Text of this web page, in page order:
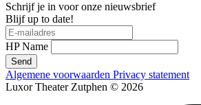
Schrijf je in voor onze nieuwsbrief
Blijf up to date!
HP Name
Send
Algemene voorwaarden Privacy statement
Luxor Theater Zutphen © 2026